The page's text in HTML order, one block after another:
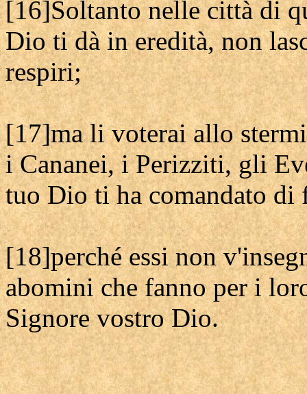
[16]Soltanto nelle città di
Dio ti dà in eredità, non
respiri;
[17]ma li voterai allo
i Cananei, i Perizziti, gli
tuo Dio ti ha comandato di
[18]perché essi non
abomini che fanno per i
Signore vostro Dio.